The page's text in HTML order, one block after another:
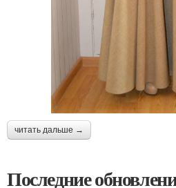
читать дальше →
Последние